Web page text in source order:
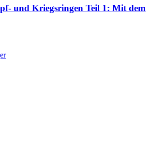
und Kriegsringen Teil 1: Mit dem